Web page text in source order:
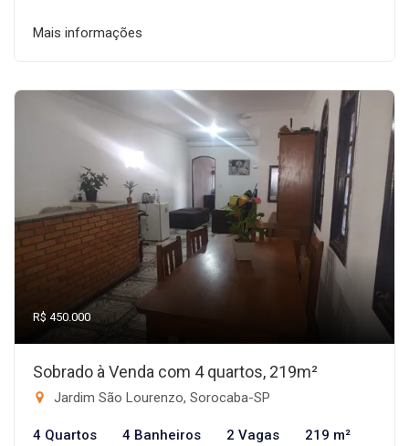
Mais informações
R$ 450.000
Sobrado à Venda com 4 quartos, 219m²
Jardim São Lourenzo, Sorocaba-SP
4 Quartos 4 Banheiros 2 Vagas 219 m²